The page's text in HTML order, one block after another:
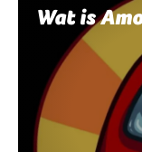
Wat is